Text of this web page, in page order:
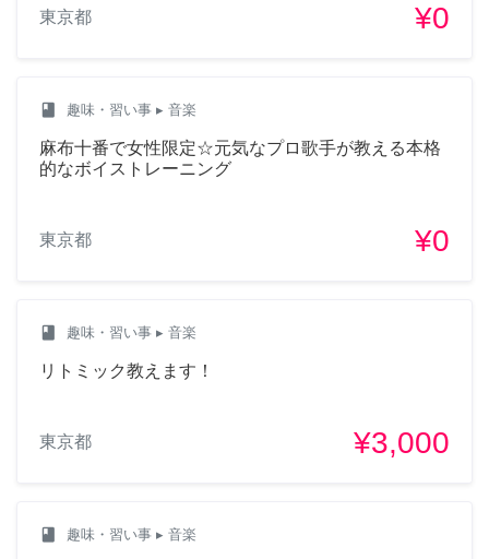
東京都 ¥0
class 趣味・習い事 ▸ 音楽
麻布十番で女性限定☆元気なプロ歌手が教える本格
的なボイストレーニング
東京都 ¥0
class 趣味・習い事 ▸ 音楽
リトミック教えます！
東京都 ¥3,000
class 趣味・習い事 ▸ 音楽